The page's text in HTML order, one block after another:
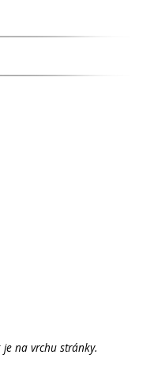
na vrchu stránky.